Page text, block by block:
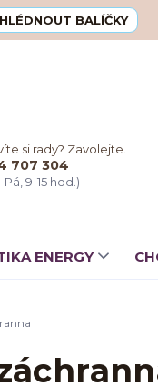
BALÍČKY
si rady? Zavolejte.
707 304
Pá, 9-15 hod.)
ENERGY